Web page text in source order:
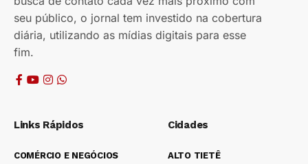
seu público, o jornal tem investido na cobertura
diária, utilizando as mídias digitais para esse
fim.
Links Rápidos
COMÉRCIO E NEGÓCIOS
Cidades
ALTO TIETÊ